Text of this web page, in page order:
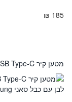
185 ₪
מטען קיר PD 25W 3A USB Type-C לבן עם כבל סאני Samsung